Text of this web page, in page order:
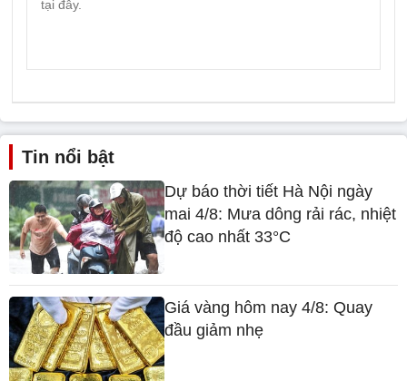
Tin nổi bật
Dự báo thời tiết Hà Nội ngày
mai 4/8: Mưa dông rải rác, nhiệt
độ cao nhất 33°C
Giá vàng hôm nay 4/8: Quay
đầu giảm nhẹ